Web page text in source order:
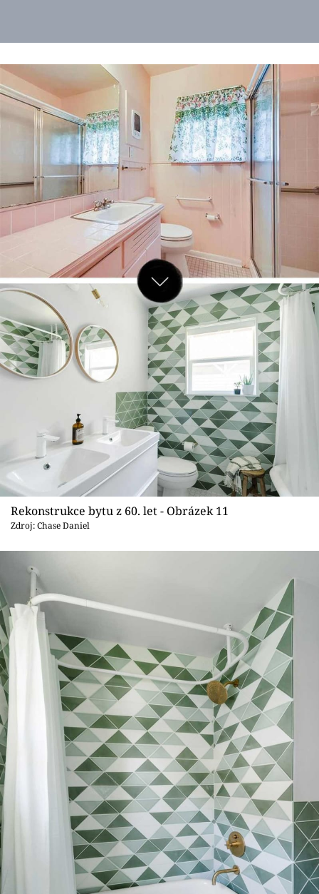
Rekonstrukce bytu z 60. let - Obrázek 11
Zdroj: Chase Daniel